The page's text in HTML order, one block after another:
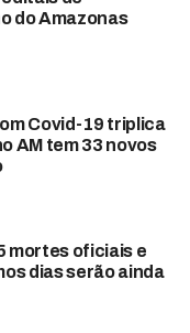
do Amazonas
Covid-19 triplica
AM tem 33 novos
mortes oficiais e
dias serão ainda